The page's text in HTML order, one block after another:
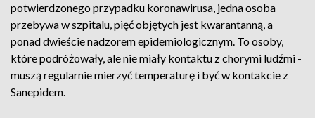
potwierdzonego przypadku koronawirusa, jedna osoba
przebywa w szpitalu, pięć objętych jest kwarantanną, a
ponad dwieście nadzorem epidemiologicznym. To osoby,
które podróżowały, ale nie miały kontaktu z chorymi ludźmi -
muszą regularnie mierzyć temperaturę i być w kontakcie z
Sanepidem.